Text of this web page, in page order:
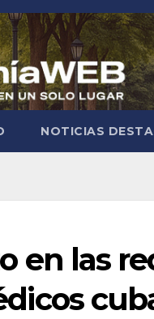
NOTICIAS
en las